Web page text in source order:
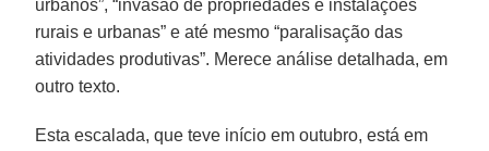
urbanos”, “invasão de propriedades e instalações
rurais e urbanas” e até mesmo “paralisação das
atividades produtivas”. Merece análise detalhada, em
outro texto.
Esta escalada, que teve início em outubro, está em